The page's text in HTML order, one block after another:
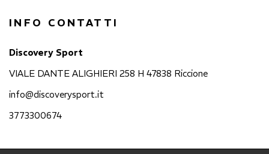
INFO CONTATTI
Discovery Sport
VIALE DANTE ALIGHIERI 258 H 47838 Riccione
info@discoverysport.it
3773300674